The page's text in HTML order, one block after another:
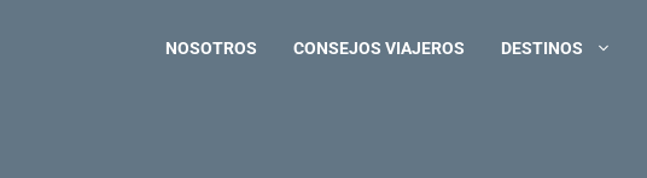
NOSOTROS CONSEJOS VIAJEROS DESTINOS